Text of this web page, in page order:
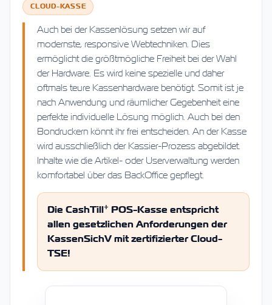
CLOUD-KASSE
Auch bei der Kassenlösung setzen wir auf
modernste, responsive Webtechniken. Dies
ermöglicht die größtmögliche Freiheit bei der Wahl
der Hardware. Es wird keine spezielle und daher
oftmals teure Kassenhardware benötigt. Somit ist je
nach Anwendung und räumlicher Gegebenheit eine
perfekte individuelle Lösung möglich. Auch bei den
Bondruckern könnt ihr frei entscheiden. An der Kasse
wird ausschließlich der Kassier-Prozess abgebildet.
Inhalte wie die Artikel- oder Userverwaltung werden
komfortabel über das BackOffice gepflegt.
Die CashTill+ POS-Kasse entspricht
allen gesetzlichen Anforderungen der
KassenSichV mit zertifizierter Cloud-
TSE!